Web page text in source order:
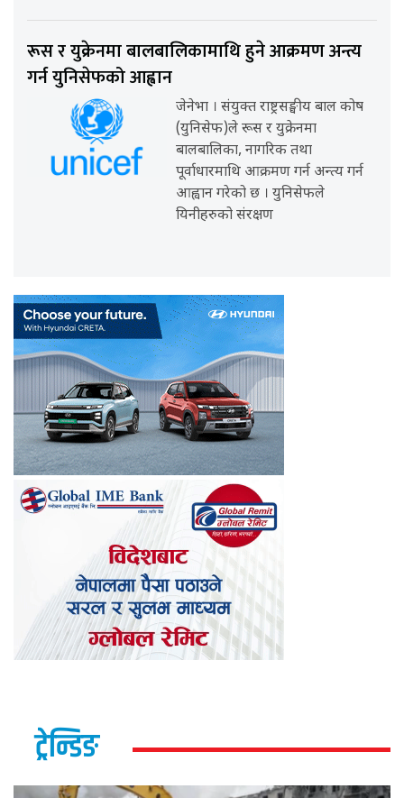
रूस र युक्रेनमा बालबालिकामाथि हुने आक्रमण अन्त्य
गर्न युनिसेफको आह्वान
जेनेभा । संयुक्त राष्ट्रसङ्घीय बाल कोष
(युनिसेफ)ले रूस र युक्रेनमा
बालबालिका, नागरिक तथा
पूर्वाधारमाथि आक्रमण गर्न अन्त्य गर्न
आह्वान गरेको छ । युनिसेफले
यिनीहरुको संरक्षण
ट्रेन्डिङ